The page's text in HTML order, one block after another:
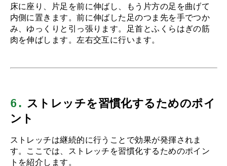
床に座り、片足を前に伸ばし、もう片方の足を曲げて
内側に置きます。前に伸ばした足のつま先を手でつか
み、ゆっくりと引っ張ります。足首とふくらはぎの筋
肉を伸ばします。左右交互に行います。
6. ストレッチを習慣化するためのポイ
ント
ストレッチは継続的に行うことで効果が発揮されま
す。ここでは、ストレッチを習慣化するためのポイン
トを紹介します。